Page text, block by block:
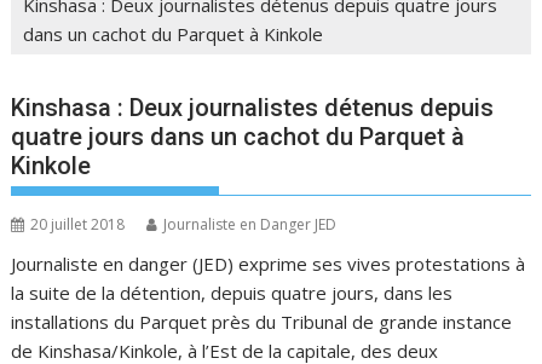
dans un cachot du Parquet à Kinkole
Kinshasa : Deux journalistes détenus depuis
quatre jours dans un cachot du Parquet à
Kinkole
20 juillet 2018 Journaliste en Danger JED
Journaliste en danger (JED) exprime ses vives protestations à
la suite de la détention, depuis quatre jours, dans les
installations du Parquet près du Tribunal de grande instance
de Kinshasa/Kinkole, à l’Est de la capitale, des deux